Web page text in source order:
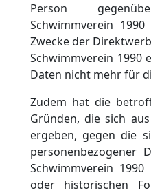
Person
Schwimmverein
Zwecke der
Schwimmverein 1990
Daten nicht mehr für
Zudem hat die
Gründen, die sich
ergeben, gegen die
personenbezogener
Schwimmverein
oder historischen